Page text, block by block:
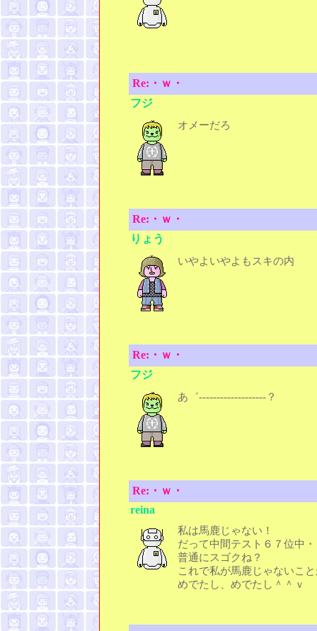
Re:・ｗ・
フジ
オメーだろ
Re:・ｗ・
りょう
いやよいやよもスキの内
Re:・ｗ・
フジ
あ゛-------------------？
Re:・ｗ・
reina
私は馬鹿じゃない！
だって中間テスト６７位中
普通にスゴクね？
これで私が馬鹿じゃないこ
めでたし、めでたし＾＾ｖ